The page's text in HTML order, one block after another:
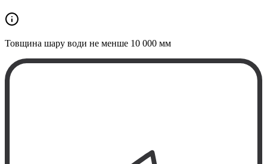
Товщина шару води не менше 10 000 мм